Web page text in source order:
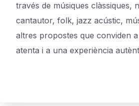
través de músiques clàssiques,
cantautor, folk, jazz acústic,
altres propostes que conviden
atenta i a una experiència